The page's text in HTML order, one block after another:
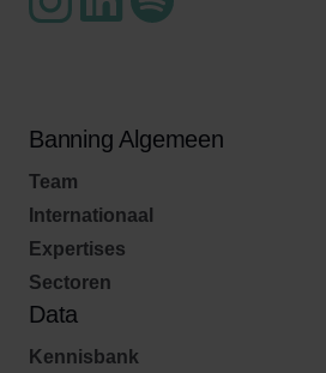
Banning Algemeen
Team
Internationaal
Expertises
Sectoren
Data
Kennisbank